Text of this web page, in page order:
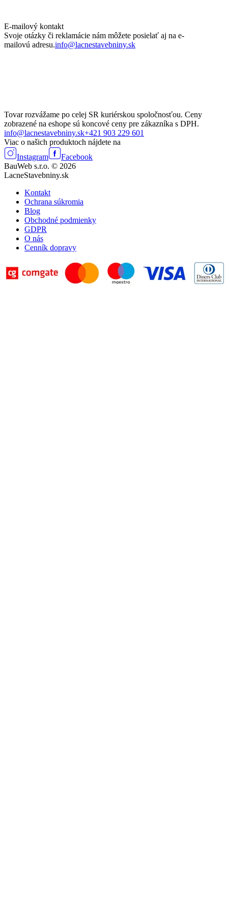
E-mailový kontakt
Svoje otázky či reklamácie nám môžete posielať aj na e-
mailovú adresu.info@lacnestavebniny.sk
Tovar rozvážame po celej SR kuriérskou spoločnosťou. Ceny
zobrazené na eshope sú koncové ceny pre zákazníka s DPH.
info@lacnestavebniny.sk+421 903 229 601
Viac o našich produktoch nájdete na
Instagram
Facebook
BauWeb s.r.o. © 2026
LacneStavebniny.sk
Kontakt
Ochrana súkromia
Blog
Obchodné podmienky
GDPR
O nás
Cenník dopravy